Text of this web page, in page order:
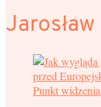
Punkt widzenia